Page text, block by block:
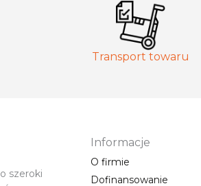
Transport towaru
szeroki
Informacje
O firmie
Dofinansowanie